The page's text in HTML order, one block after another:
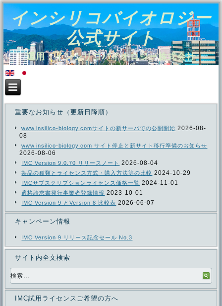
インシリコバイオロジー
公式サイト
運用：インシリコバイオロジー株式会社
重要なお知らせ（更新日降順）
www.insilico-biology.comサイトの新サーバでの公開開始 2026-08-
08
www.insilico-biology.com サイト停止と新サイト移行準備のお知らせ
2026-08-06
IMC Version 9.0.70 リリースノート 2026-08-04
製品の種類とライセンス方式・購入方法等の比較 2024-10-29
IMCサブスクリプションライセンス価格一覧 2024-11-01
適格請求書発行事業者登録情報 2023-10-01
IMC Version 9 とVersion 8 比較表 2026-06-07
キャンペーン情報
IMC Version 9 リリース記念セール No.3
サイト内全文検索
IMC試用ライセンスご希望の方へ